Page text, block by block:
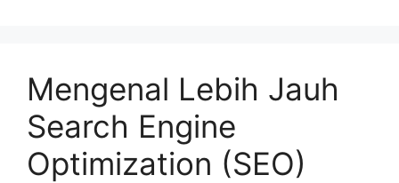
Mengenal Lebih Jauh
Search Engine
Optimization (SEO)